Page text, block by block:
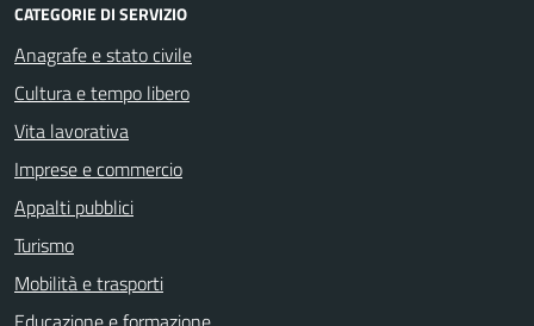
CATEGORIE DI SERVIZIO
Anagrafe e stato civile
Cultura e tempo libero
Vita lavorativa
Imprese e commercio
Appalti pubblici
Turismo
Mobilità e trasporti